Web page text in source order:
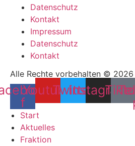
Datenschutz
Kontakt
Impressum
Datenschutz
Kontakt
Alle Rechte vorbehalten ©
f
YoutubeTwitter
Instagram
Start
Aktuelles
Fraktion